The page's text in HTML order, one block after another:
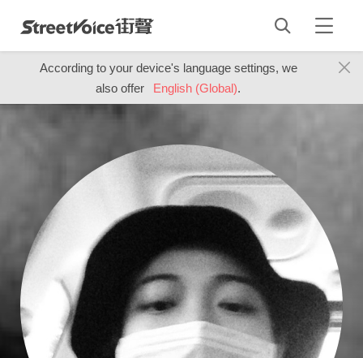
According to your device's language settings, we
also offer
English (Global).